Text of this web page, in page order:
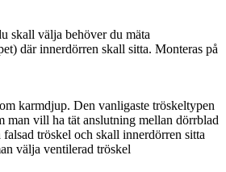
skall välja behöver du mäta
där innerdörren skall sitta. Monteras på
karmdjup. Den vanligaste tröskeltypen
man vill ha tät anslutning mellan dörrblad
tröskel och skall innerdörren sitta
välja ventilerad tröskel